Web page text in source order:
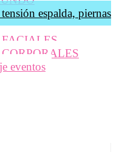
espalda, piernas
eventos